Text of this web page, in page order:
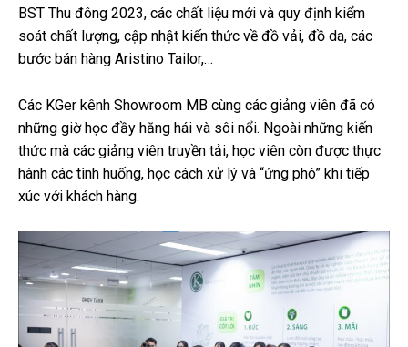
BST Thu đông 2023, các chất liệu mới và quy định kiểm
soát chất lượng, cập nhật kiến thức về đồ vải, đồ da, các
bước bán hàng Aristino Tailor,…
Các KGer kênh Showroom MB cùng các giảng viên đã có
những giờ học đầy hăng hái và sôi nổi. Ngoài những kiến
thức mà các giảng viên truyền tải, học viên còn được thực
hành các tình huống, học cách xử lý và “ứng phó” khi tiếp
xúc với khách hàng.